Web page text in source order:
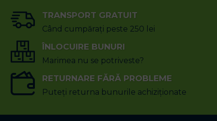
TRANSPORT GRATUIT
Când cumpărați peste 250 lei
ÎNLOCUIRE BUNURI
Marimea nu se potriveste?
RETURNARE FĂRĂ PROBLEME
Puteți returna bunurile achiziționate